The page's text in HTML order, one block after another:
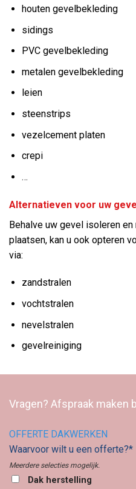
houten gevelbekleding
sidings
PVC gevelbekleding
metalen gevelbekleding
leien
steenstrips
vezelcement platen
crepi
…
Alternatieven voor uw
Behalve uw gevel isoleren
plaatsen, kan u ook opteren
via:
zandstralen
vochtstralen
nevelstralen
gevelreiniging
Vragen? Afspraak maken
OFFERTE DAKWERKEN
Waarvoor wilt u een offerte?*
Meerdere selecties mogelijk.
Dak herstelling